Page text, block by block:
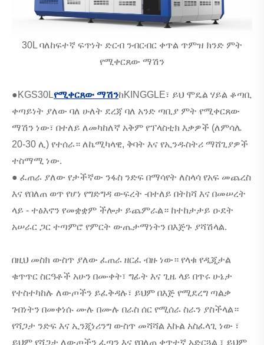
30L ባለከፍተኛ ፍጥነት ድርብ ንብርብር ቀጥል ጥምዝ ክንድ ምት
የሚቀርጸው ማሽን
●KGS30Lየሚቀርጸው ማሽንከKINGGLE፣ ይህ ሞዴል ሃይል ቆጣቢ
ቀጣይነት ያለው ባለ ሁለት ደረጃ ባለ አንድ ጣቢያ ምት የሚቀርጸው
ማሽን ነው፣ በተለይ ለመካከለኛ አቅም የፕላስቲክ እቃዎች (ለምሳሌ
20-30 ሊ) የተሰራ። ለኬሚካላዊ, ቅባት እና የኢንዱስትሪ ማሸጊያዎች
ተስማሚ ነው.
● ፈጠራ ያለው የታችኛው ንፋስ ንድፍ በማሳየት ለስላሳ የአፍ መጨረስ
እና የበለጠ ወጥ የሆነ የግድግዳ ውፍረት -በተለይ በትከሻ እና በመሠረት
ላይ - ተፅእኖን የመቋቋም ችሎታ ይጨምራል። ከተከታታይ ዑደት
አሠራር ጋር ተጣምሮ የምርት ውጤታማነትን በእጅጉ ያሻሽላል.
በዚህ መስክ ውስጥ ያለው ፈጠራ ዘርፈ ብዙ ነው። የላቁ የዲጂታል
ቁጥጥር ስርዓቶች አሁን በሙቀት፣ ግፊት እና ጊዜ ላይ በጥሩ ሁኔታ
የተስተካከሉ ለውጦችን ይፈቅዳሉ፣ ይህም በእጅ የሚደረግ ጣልቃ
ገብነትን በመቀነሱ ሙሉ በሙሉ በራስ ሰር የሚሰራ ስራን ያስችላል።
የሻጋታ ንድፍ እና ኢንጂነሪንግ ውስጥ መሻሻል እኩል አስፈላጊ ነው ፣
ይህም የሻጋታ ለውጦችን ፈጣን እና የበለጠ ቀጥተኛ አድርጓል ፣ ይህም